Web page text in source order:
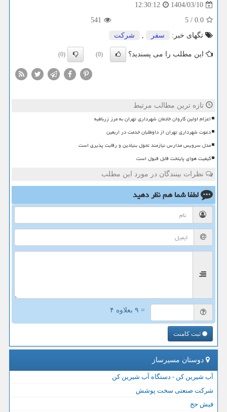
1404/03/10
12:30:12
0.0
/
5
541
تگهای خبر:
سفر , شركت
این مطلب را می پسندید؟ (0)
(0)
تازه ترین مطالب مرتبط
اعزام اولین کاروان خادمان شهرداری تهران به مرز زرباطیه
دعوت شهرداری تهران از داوطلبان خدمت در اربعین
مدل سرویس مدارس نیازمند تحول بنیادین و رقابت پذیری است
کیفیت هوای پایتخت قابل قبول است
نظرات بینندگان در مورد این مطلب
لطفا شما همنظر دهید
= ۹ بعلاوه ۴
ثبت کامنت
دوستان مسیرساز
آب شیرین کن - دستگاه آب شیرین کن
شرکت صنعتی سخت پوشش
فیش حج